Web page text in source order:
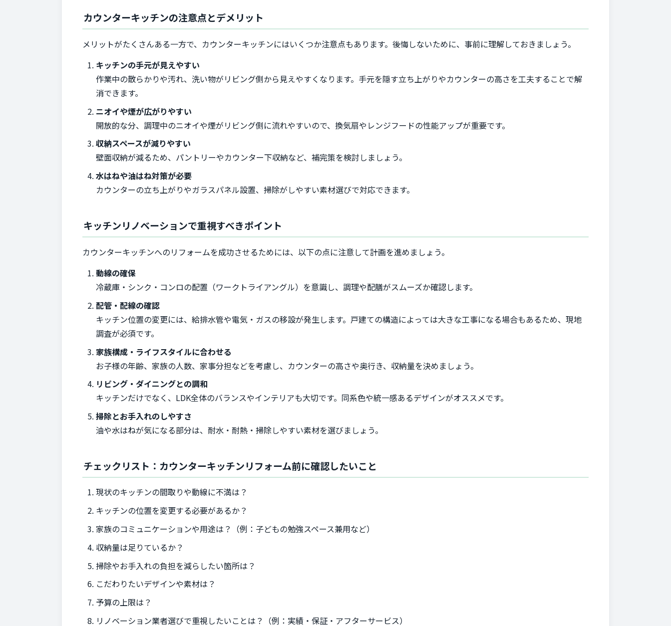
カウンターキッチンの注意点とデメリット
メリットがたくさんある一方で、カウンターキッチンにはいくつか注意点もあります。後悔しないために、事前に理解しておきましょう。
キッチンの手元が見えやすい
作業中の散らかりや汚れ、洗い物がリビング側から見えやすくなります。手元を隠す立ち上がりやカウンターの高さを工夫することで解
消できます。
ニオイや煙が広がりやすい
開放的な分、調理中のニオイや煙がリビング側に流れやすいので、換気扇やレンジフードの性能アップが重要です。
収納スペースが減りやすい
壁面収納が減るため、パントリーやカウンター下収納など、補完策を検討しましょう。
水はねや油はね対策が必要
カウンターの立ち上がりやガラスパネル設置、掃除がしやすい素材選びで対応できます。
キッチンリノベーションで重視すべきポイント
カウンターキッチンへのリフォームを成功させるためには、以下の点に注意して計画を進めましょう。
動線の確保
冷蔵庫・シンク・コンロの配置（ワークトライアングル）を意識し、調理や配膳がスムーズか確認します。
配管・配線の確認
キッチン位置の変更には、給排水管や電気・ガスの移設が発生します。戸建ての構造によっては大きな工事になる場合もあるため、現地
調査が必須です。
家族構成・ライフスタイルに合わせる
お子様の年齢、家族の人数、家事分担などを考慮し、カウンターの高さや奥行き、収納量を決めましょう。
リビング・ダイニングとの調和
キッチンだけでなく、LDK全体のバランスやインテリアも大切です。同系色や統一感あるデザインがオススメです。
掃除とお手入れのしやすさ
油や水はねが気になる部分は、耐水・耐熱・掃除しやすい素材を選びましょう。
チェックリスト：カウンターキッチンリフォーム前に確認したいこと
現状のキッチンの間取りや動線に不満は？
キッチンの位置を変更する必要があるか？
家族のコミュニケーションや用途は？（例：子どもの勉強スペース兼用など）
収納量は足りているか？
掃除やお手入れの負担を減らしたい箇所は？
こだわりたいデザインや素材は？
予算の上限は？
リノベーション業者選びで重視したいことは？（例：実績・保証・アフターサービス）